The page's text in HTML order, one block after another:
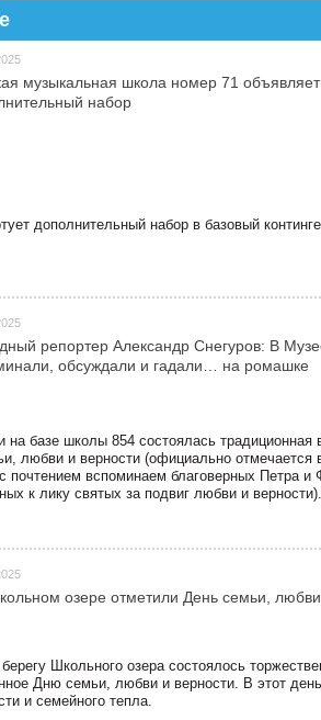
музыкальная школа номер 71 объявляет
набор
дополнительный набор в базовый
репортер Александр Снегуров: В
обсуждали и гадали… на ромашке
базе школы 854 состоялась традиционная
любви и верности (официально отмечается
почтением вспоминаем благоверных Петра и
к лику святых за подвиг любви и верности).
озере отметили День семьи,
Школьного озера состоялось
Дню семьи, любви и верности. В этот
и семейного тепла.